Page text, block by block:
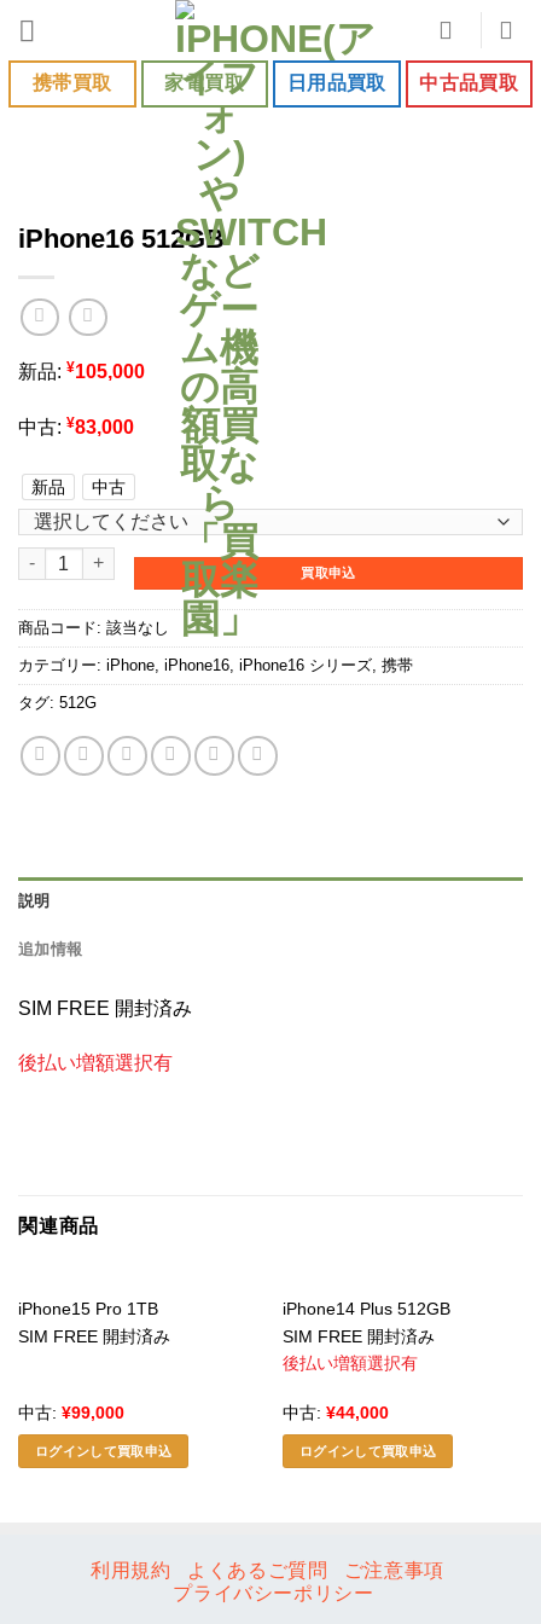
content携帯買取 家電買取 日用品買取 中古品買取
iPhone16 512GB
新品: ¥105,000
中古: ¥83,000
新品 中古
iPhone16 512GB個
買取申込
商品コード: 該当なし
カテゴリー: iPhone iPhone16 iPhone16 シリーズ 携帯
タグ: 512G
説明
追加情報
SIM FREE 開封済み
後払い増額選択有
関連商品
iPhone15 Pro 1TB
SIM FREE 開封済み
中古: ¥99,000
ログインして買取申込
iPhone14 Plus 512GB
SIM FREE 開封済み
後払い増額選択有
中古: ¥44,000
ログインして買取申込
利用規約 よくあるご質問
ご注意事項
プライバシーポリシー